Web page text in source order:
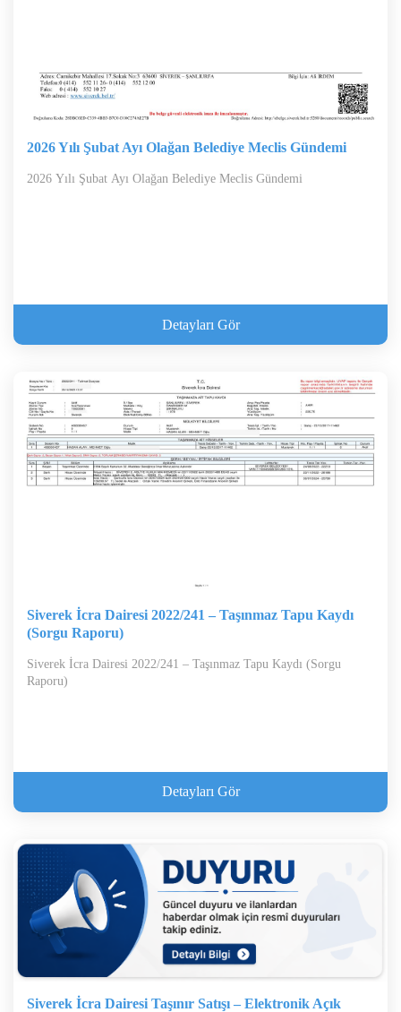
2026 Yılı Şubat Ayı Olağan Belediye Meclis Gündemi
2026 Yılı Şubat Ayı Olağan Belediye Meclis Gündemi
Detayları Gör
Siverek İcra Dairesi 2022/241 – Taşınmaz Tapu Kaydı
(Sorgu Raporu)
Siverek İcra Dairesi 2022/241 – Taşınmaz Tapu Kaydı (Sorgu
Raporu)
Detayları Gör
Siverek İcra Dairesi Taşınır Satışı – Elektronik Açık